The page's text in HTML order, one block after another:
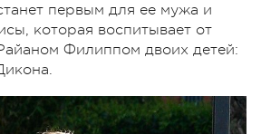
первым для ее мужа и
которая воспитывает от
Филиппом двоих детей: